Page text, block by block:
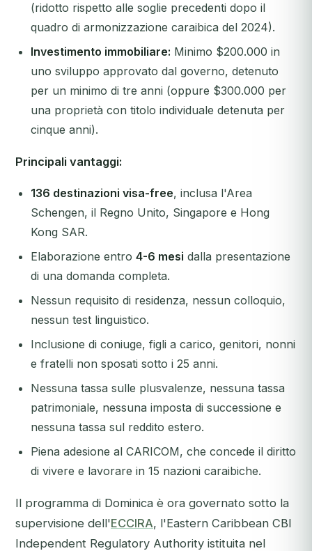
(ridotto rispetto alle soglie precedenti dopo il
quadro di armonizzazione caraibica del 2024).
Investimento immobiliare: Minimo $200.000 in
uno sviluppo approvato dal governo, detenuto
per un minimo di tre anni (oppure $300.000 per
una proprietà con titolo individuale detenuta per
cinque anni).
Principali vantaggi:
136 destinazioni visa-free, inclusa l'Area
Schengen, il Regno Unito, Singapore e Hong
Kong SAR.
Elaborazione entro 4-6 mesi dalla presentazione
di una domanda completa.
Nessun requisito di residenza, nessun colloquio,
nessun test linguistico.
Inclusione di coniuge, figli a carico, genitori, nonni
e fratelli non sposati sotto i 25 anni.
Nessuna tassa sulle plusvalenze, nessuna tassa
patrimoniale, nessuna imposta di successione e
nessuna tassa sul reddito estero.
Piena adesione al CARICOM, che concede il diritto
di vivere e lavorare in 15 nazioni caraibiche.
Il programma di Dominica è ora governato sotto la
supervisione dell'ECCIRA, l'Eastern Caribbean CBI
Independent Regulatory Authority istituita nel